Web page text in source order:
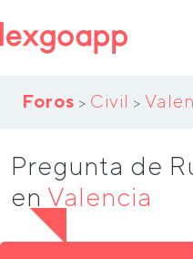
Foros > Civil >
Pregunta de
en Valencia